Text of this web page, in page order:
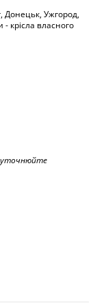
Донецьк, Ужгород,
крісла власного
уточнюйте